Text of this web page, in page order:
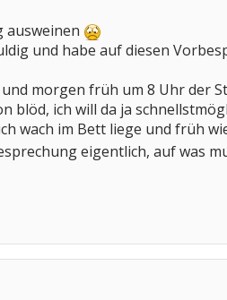
ausweinen
und habe auf diesen
morgen früh um 8 Uhr der
blöd, ich will da ja
wach im Bett liege und früh
eigentlich, auf was